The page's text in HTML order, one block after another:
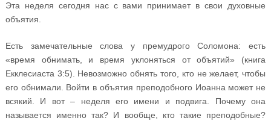
Эта неделя сегодня нас с вами принимает в свои духовные
объятия.
Есть замечательные слова у премудрого Соломона: есть
«время обнимать, и время уклоняться от объятий» (книга
Екклесиаста 3:5). Невозможно обнять того, кто не желает, чтобы
его обнимали. Войти в объятия преподобного Иоанна может не
всякий. И вот – неделя его имени и подвига. Почему она
называется именно так? И вообще, кто такие преподобные?